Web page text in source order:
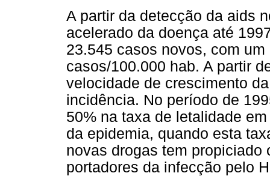
A partir da detecção da aids
acelerado da doença até
23.545 casos novos, com
casos/100.000 hab. A partir
velocidade de crescimento
incidência. No período de
50% na taxa de letalidade
da epidemia, quando esta
novas drogas tem propiciado
portadores da infecção pelo